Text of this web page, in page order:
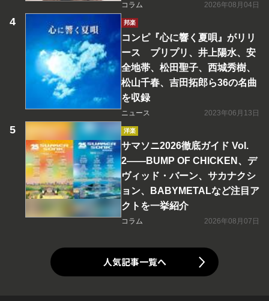
コラム 2026年08月04日
邦楽
コンピ『心に響く夏唄』がリリ
ース プリプリ、井上陽水、安
全地帯、松田聖子、西城秀樹、
松山千春、吉田拓郎ら36の名曲
を収録
ニュース 2023年06月13日
洋楽
サマソニ2026徹底ガイド Vol.
2――BUMP OF CHICKEN、デ
ヴィッド・バーン、サカナクシ
ョン、BABYMETALなど注目ア
クトを一挙紹介
コラム 2026年08月07日
人気記事一覧へ